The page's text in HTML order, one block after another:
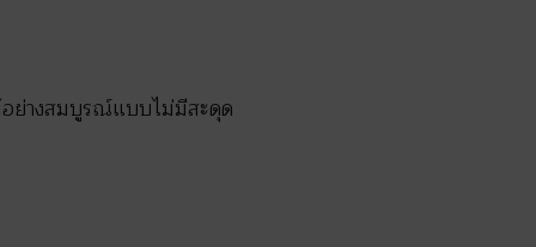
อย่างสมบูรณ์แบบไม่มีสะดุด